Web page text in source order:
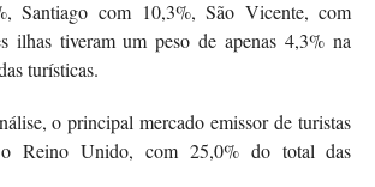
Santiago com 10,3%, São Vicente, com
ilhas tiveram um peso de apenas 4,3% na
turísticas.
o principal mercado emissor de turistas
Reino Unido, com 25,0% do total das